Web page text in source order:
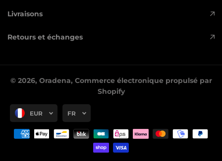
Livraisons
Retours et échanges
© 2026, Oradena, Commerce électronique propulsé par
Shopify
EUR FR